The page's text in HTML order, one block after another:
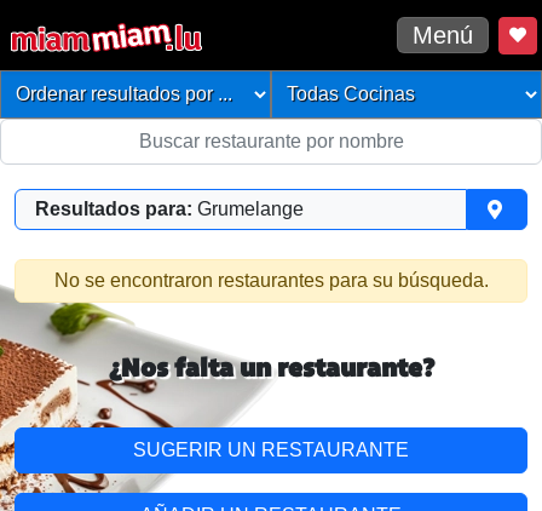
Menú
Resultados para: Grumelange
No se encontraron restaurantes para su búsqueda.
¿Nos falta un restaurante?
SUGERIR UN RESTAURANTE